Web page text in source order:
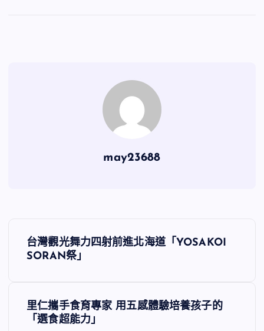
may23688
文
章
覽
台灣觀光舞力四射前進北海道「YOSAKOI
SORAN祭」
里仁攜手食育專家 用五感體驗培養孩子的
「選食超能力」